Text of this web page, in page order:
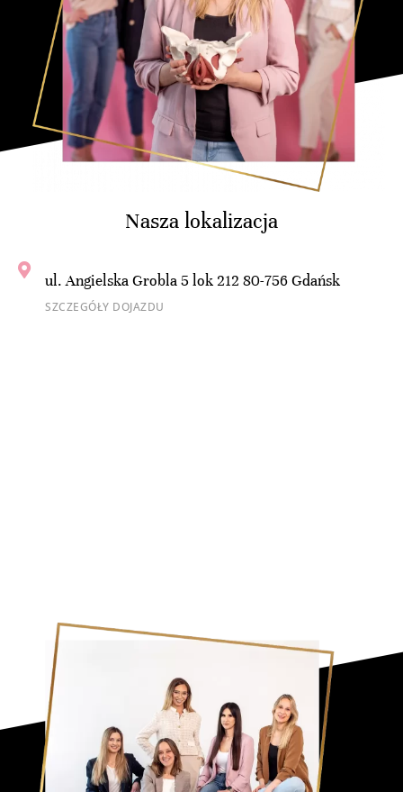
Nasza lokalizacja
ul. Angielska Grobla 5 lok 212 80-756 Gdańsk
SZCZEGÓŁY DOJAZDU